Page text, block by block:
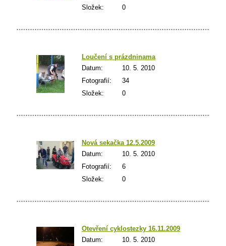
Složek:
0
Loučení s prázdninama
Datum:
10. 5. 2010
Fotografií:
34
Složek:
0
Nová sekačka 12.5.2009
Datum:
10. 5. 2010
Fotografií:
6
Složek:
0
Otevření cyklostezky 16.11.2009
Datum:
10. 5. 2010